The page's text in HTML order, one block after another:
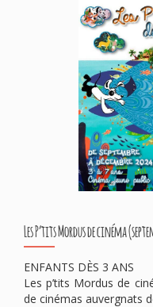
Les P’tits Mordus de cinéma
ENFANTS DÈS 3 ANS
Les p’tits Mordus de
de cinémas auvergnats